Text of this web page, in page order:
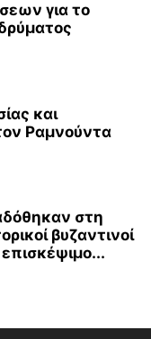
για το
και
Ραμνούντα
στη
βυζαντινοί